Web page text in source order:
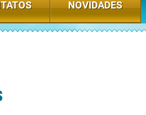
NOVIDADES